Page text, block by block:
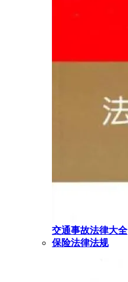
交通事故法律大全
保险法律法规